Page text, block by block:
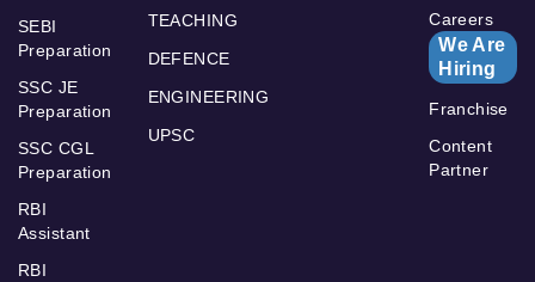
SEBI
Preparation
SSC JE
Preparation
SSC CGL
Preparation
RBI
Assistant
RBI
TEACHING
DEFENCE
ENGINEERING
UPSC
Careers
We Are
Hiring
Franchise
Content
Partner